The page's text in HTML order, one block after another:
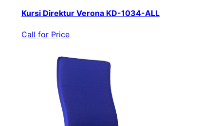
Kursi Direktur Verona KD-1034-ALL
Call for Price